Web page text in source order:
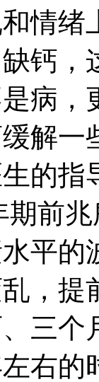
情绪
钙，
病
解一
的
期前
平的
，提
三个
右的